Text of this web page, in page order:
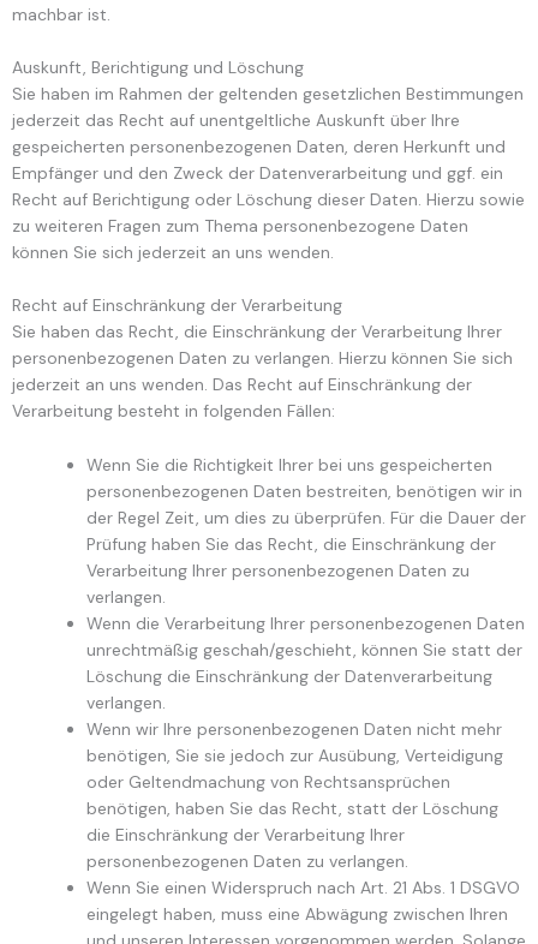
machbar ist.
Auskunft, Berichtigung und Löschung
Sie haben im Rahmen der geltenden gesetzlichen Bestimmungen
jederzeit das Recht auf unentgeltliche Auskunft über Ihre
gespeicherten personenbezogenen Daten, deren Herkunft und
Empfänger und den Zweck der Datenverarbeitung und ggf. ein
Recht auf Berichtigung oder Löschung dieser Daten. Hierzu sowie
zu weiteren Fragen zum Thema personenbezogene Daten
können Sie sich jederzeit an uns wenden.
Recht auf Einschränkung der Verarbeitung
Sie haben das Recht, die Einschränkung der Verarbeitung Ihrer
personenbezogenen Daten zu verlangen. Hierzu können Sie sich
jederzeit an uns wenden. Das Recht auf Einschränkung der
Verarbeitung besteht in folgenden Fällen:
Wenn Sie die Richtigkeit Ihrer bei uns gespeicherten
personenbezogenen Daten bestreiten, benötigen wir in
der Regel Zeit, um dies zu überprüfen. Für die Dauer der
Prüfung haben Sie das Recht, die Einschränkung der
Verarbeitung Ihrer personenbezogenen Daten zu
verlangen.
Wenn die Verarbeitung Ihrer personenbezogenen Daten
unrechtmäßig geschah/geschieht, können Sie statt der
Löschung die Einschränkung der Datenverarbeitung
verlangen.
Wenn wir Ihre personenbezogenen Daten nicht mehr
benötigen, Sie sie jedoch zur Ausübung, Verteidigung
oder Geltendmachung von Rechtsansprüchen
benötigen, haben Sie das Recht, statt der Löschung
die Einschränkung der Verarbeitung Ihrer
personenbezogenen Daten zu verlangen.
Wenn Sie einen Widerspruch nach Art. 21 Abs. 1 DSGVO
eingelegt haben, muss eine Abwägung zwischen Ihren